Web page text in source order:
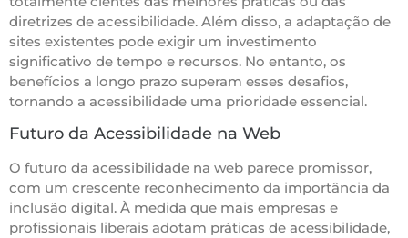
diretrizes de acessibilidade. Além disso, a adaptação de
sites existentes pode exigir um investimento
significativo de tempo e recursos. No entanto, os
benefícios a longo prazo superam esses desafios,
tornando a acessibilidade uma prioridade essencial.
Futuro da Acessibilidade na Web
O futuro da acessibilidade na web parece promissor,
com um crescente reconhecimento da importância da
inclusão digital. À medida que mais empresas e
profissionais liberais adotam práticas de acessibilidade,